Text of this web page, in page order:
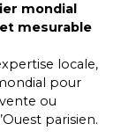
mondial
mesurable
locale,
pour
ou
parisien.